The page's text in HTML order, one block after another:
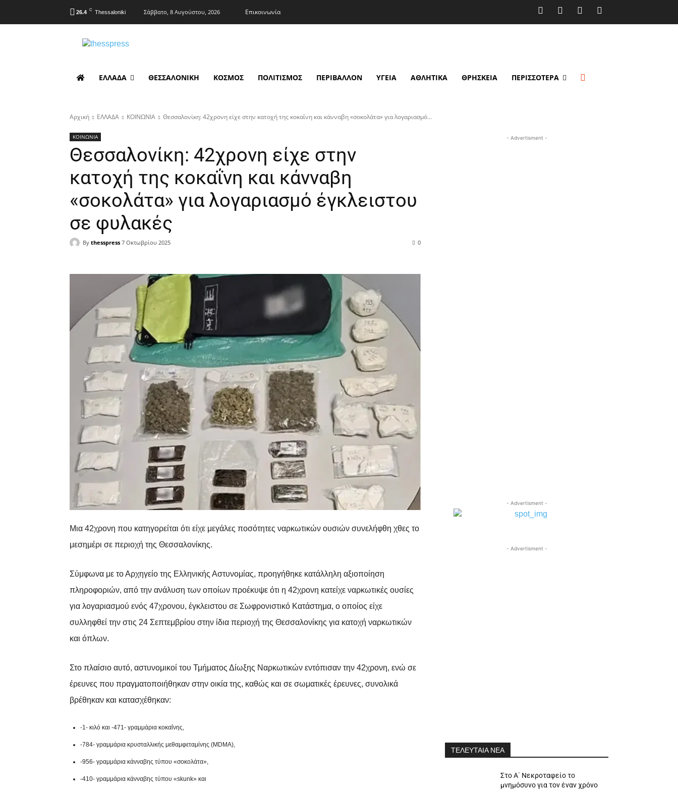
26.4 C Thessaloniki Σάββατο, 8 Αυγούστου, 2026 Επικοινωνία
ΕΛΛΑΔΑ ΘΕΣΣΑΛΟΝΙΚΗ ΚΟΣΜΟΣ ΠΟΛΙΤΙΣΜΟΣ ΠΕΡΙΒΑΛΛΟΝ ΥΓΕΙΑ ΑΘΛΗΤΙΚΑ ΘΡΗΣΚΕΙΑ ΠΕΡΙΣΣΟΤΕΡΑ
Αρχική ΕΛΛΑΔΑ ΚΟΙΝΩΝΙΑ Θεσσαλονίκη: 42χρονη είχε στην κατοχή της κοκαΐνη και κάνναβη «σοκολάτα» για λογαριασμό...
ΚΟΙΝΩΝΙΑ
Θεσσαλονίκη: 42χρονη είχε στην
κατοχή της κοκαΐνη και κάνναβη
«σοκολάτα» για λογαριασμό έγκλειστου
σε φυλακές
By thesspress 7 Οκτωβρίου 2025 0
Μια 42χρονη που κατηγορείται ότι είχε μεγάλες ποσότητες ναρκωτικών ουσιών συνελήφθη χθες το
μεσημέρι σε περιοχή της Θεσσαλονίκης.
Σύμφωνα με το Αρχηγείο της Ελληνικής Αστυνομίας, προηγήθηκε κατάλληλη αξιοποίηση
πληροφοριών, από την ανάλυση των οποίων προέκυψε ότι η 42χρονη κατείχε ναρκωτικές ουσίες
για λογαριασμού ενός 47χρονου, έγκλειστου σε Σωφρονιστικό Κατάστημα, ο οποίος είχε
συλληφθεί την στις 24 Σεπτεμβρίου στην ίδια περιοχή της Θεσσαλονίκης για κατοχή ναρκωτικών
και όπλων.
Στο πλαίσιο αυτό, αστυνομικοί του Τμήματος Δίωξης Ναρκωτικών εντόπισαν την 42χρονη, ενώ σε
έρευνες που πραγματοποιήθηκαν στην οικία της, καθώς και σε σωματικές έρευνες, συνολικά
βρέθηκαν και κατασχέθηκαν:
-1- κιλό και -471- γραμμάρια κοκαΐνης,
-784- γραμμάρια κρυσταλλικής μεθαμφεταμίνης (MDMA),
-956- γραμμάρια κάνναβης τύπου «σοκολάτα»,
-410- γραμμάρια κάνναβης τύπου «skunk» και
- Advertisment -
- Advertisment -
- Advertisment -
ΤΕΛΕΥΤΑΙΑ ΝΕΑ
Στο Α΄ Νεκροταφείο το
μνημόσυνο για τον έναν χρόνο